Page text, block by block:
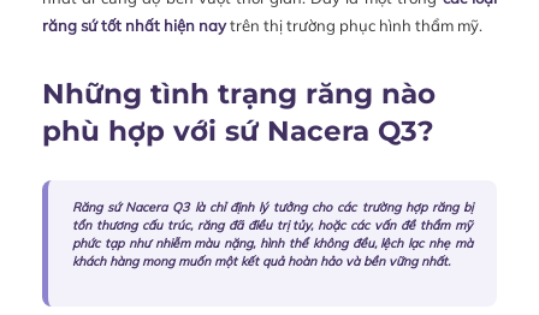
răng sứ tốt nhất hiện naytrên thị trường phục hình thẩm mỹ.
Những tình trạng răng nào
phù hợp với sứ Nacera Q3?
Răng sứ Nacera Q3 là chỉ định lý tưởng cho các trường hợp răng bị
tổn thương cấu trúc, răng đã điều trị tủy, hoặc các vấn đề thẩm mỹ
phức tạp như nhiễm màu nặng, hình thể không đều, lệch lạc nhẹ mà
khách hàng mong muốn một kết quả hoàn hảo và bền vững nhất.